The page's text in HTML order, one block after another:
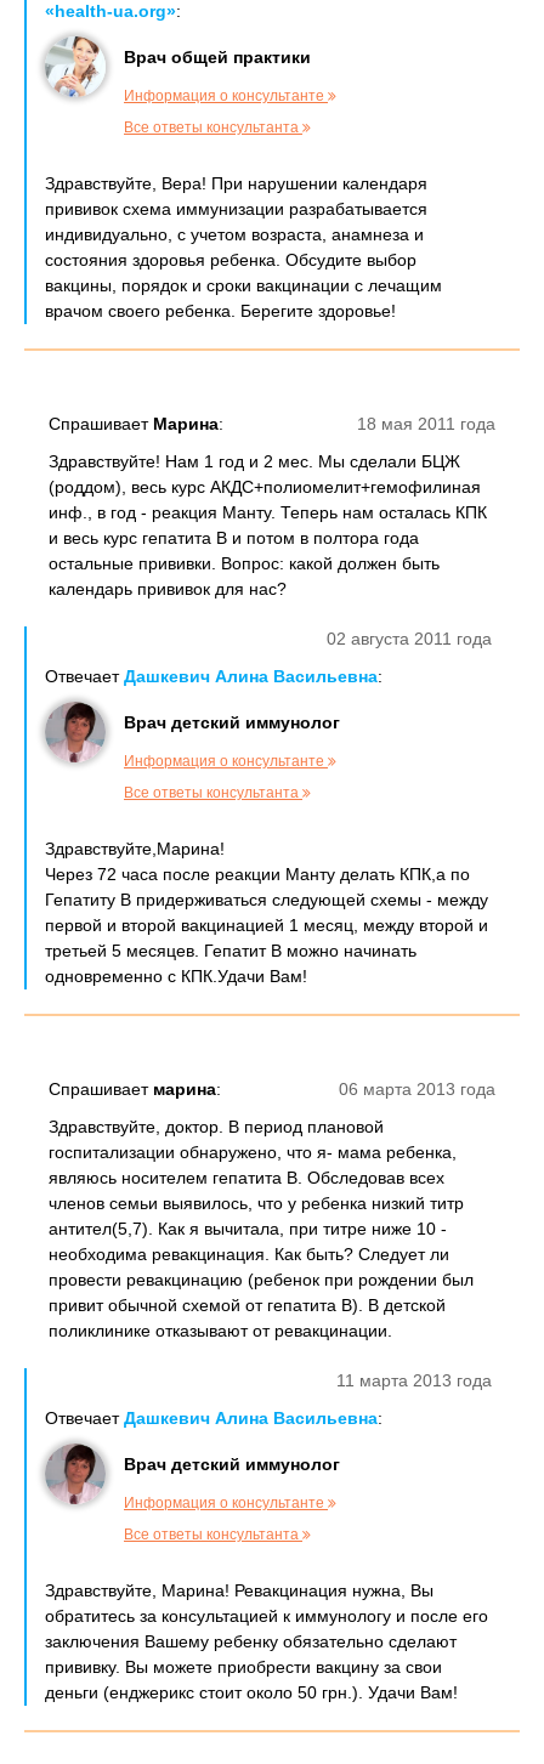
«health-ua.org»:
Врач общей практики
Информация о консультанте
Все ответы консультанта
Здравствуйте, Вера! При нарушении календаря
прививок схема иммунизации разрабатывается
индивидуально, с учетом возраста, анамнеза и
состояния здоровья ребенка. Обсудите выбор
вакцины, порядок и сроки вакцинации с лечащим
врачом своего ребенка. Берегите здоровье!
18 мая 2011 года
Спрашивает Марина:
Здравствуйте! Нам 1 год и 2 мес. Мы сделали БЦЖ
(роддом), весь курс АКДС+полиомелит+гемофилиная
инф., в год - реакция Манту. Теперь нам осталась КПК
и весь курс гепатита В и потом в полтора года
остальные прививки. Вопрос: какой должен быть
календарь прививок для нас?
02 августа 2011 года
ОтвечаетДашкевич Алина Васильевна:
Врач детский иммунолог
Информация о консультанте
Все ответы консультанта
Здравствуйте,Марина!
Через 72 часа после реакции Манту делать КПК,а по
Гепатиту В придерживаться следующей схемы - между
первой и второй вакцинацией 1 месяц, между второй и
третьей 5 месяцев. Гепатит В можно начинать
одновременно с КПК.Удачи Вам!
06 марта 2013 года
Спрашивает марина:
Здравствуйте, доктор. В период плановой
госпитализации обнаружено, что я- мама ребенка,
являюсь носителем гепатита В. Обследовав всех
членов семьи выявилось, что у ребенка низкий титр
антител(5,7). Как я вычитала, при титре ниже 10 -
необходима ревакцинация. Как быть? Следует ли
провести ревакцинацию (ребенок при рождении был
привит обычной схемой от гепатита В). В детской
поликлинике отказывают от ревакцинации.
11 марта 2013 года
ОтвечаетДашкевич Алина Васильевна:
Врач детский иммунолог
Информация о консультанте
Все ответы консультанта
Здравствуйте, Марина! Ревакцинация нужна, Вы
обратитесь за консультацией к иммунологу и после его
заключения Вашему ребенку обязательно сделают
прививку. Вы можете приобрести вакцину за свои
деньги (енджерикс стоит около 50 грн.). Удачи Вам!